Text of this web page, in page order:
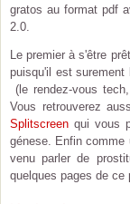
gratos au format pdf
2.0.
Le premier à s'être
puisqu'il est surement
(le rendez-vous
Vous retrouverez
Splitscreen qui vous
génese. Enfin comme
venu parler de
quelques pages de ce